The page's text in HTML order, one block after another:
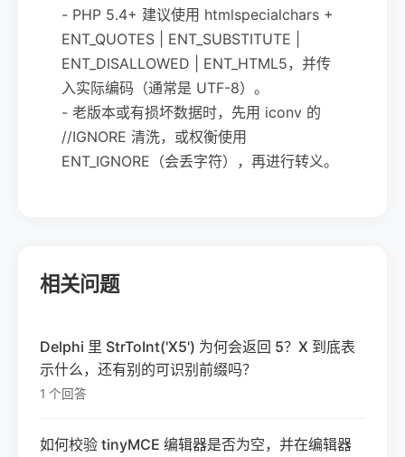
- PHP 5.4+ 建议使用 htmlspecialchars +
ENT_QUOTES | ENT_SUBSTITUTE |
ENT_DISALLOWED | ENT_HTML5，并传
入实际编码（通常是 UTF-8）。
- 老版本或有损坏数据时，先用 iconv 的
//IGNORE 清洗，或权衡使用
ENT_IGNORE（会丢字符），再进行转义。
相关问题
Delphi 里 StrToInt('X5') 为何会返回 5？X 到底表
示什么，还有别的可识别前缀吗？
1 个回答
如何校验 tinyMCE 编辑器是否为空，并在编辑器